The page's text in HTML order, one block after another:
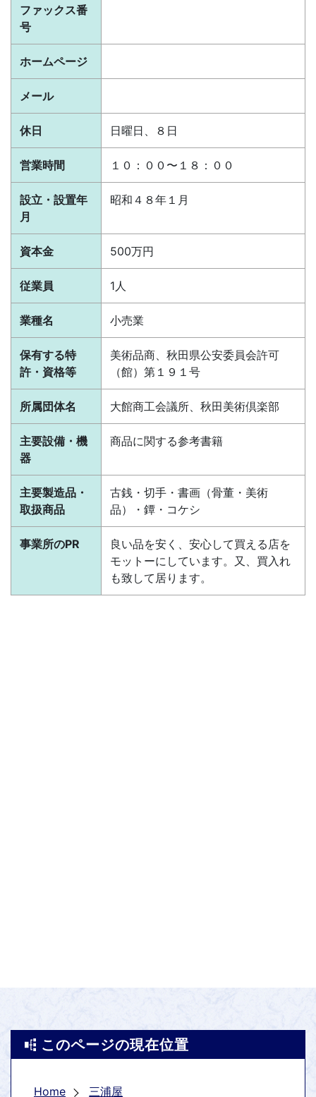
ファックス番
号
ホームページ
メール
休日 日曜日、８日
営業時間 １０：００〜１８：００
設立・設置年
月
昭和４８年１月
資本金 500万円
従業員 1人
業種名 小売業
保有する特
許・資格等
美術品商、秋田県公安委員会許可
（館）第１９１号
所属団体名 大館商工会議所、秋田美術倶楽部
主要設備・機
器
商品に関する参考書籍
主要製造品・
取扱商品
古銭・切手・書画（骨董・美術
品）・鐔・コケシ
事業所のPR
良い品を安く、安心して買える店を
モットーにしています。又、買入れ
も致して居ります。
このページの現在位置
Home 三浦屋